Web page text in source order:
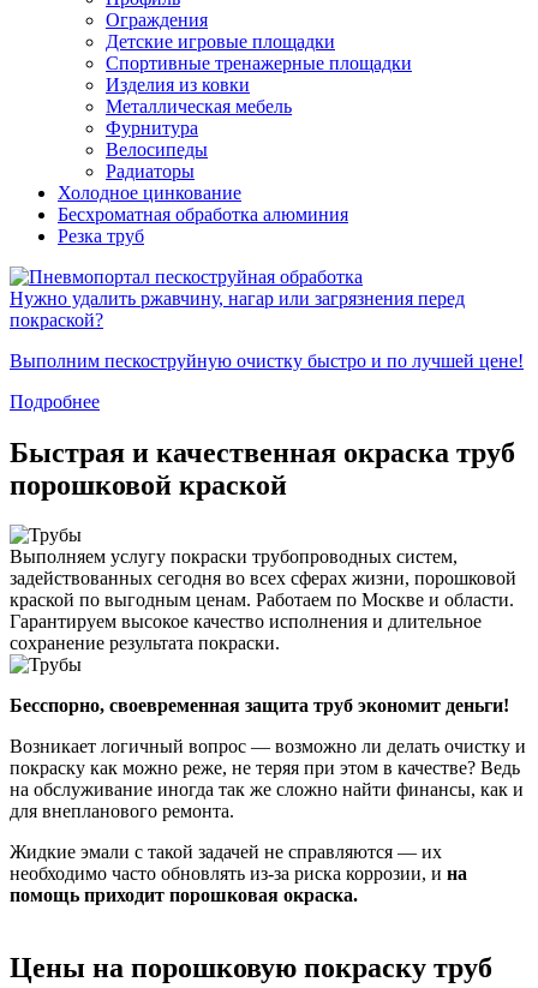
Ограждения
Детские игровые площадки
Спортивные тренажерные площадки
Изделия из ковки
Металлическая мебель
Фурнитура
Велосипеды
Радиаторы
Холодное цинкование
Бесхроматная обработка алюминия
Резка труб
Нужно удалить ржавчину, нагар или загрязнения перед
покраской?
Выполним пескоструйную очистку быстро и по лучшей цене!
Подробнее
Быстрая и качественная окраска труб
порошковой краской
Выполняем услугу покраски трубопроводных систем,
задействованных сегодня во всех сферах жизни, порошковой
краской по выгодным ценам. Работаем по Москве и области.
Гарантируем высокое качество исполнения и длительное
сохранение результата покраски.
Бесспорно, своевременная защита труб экономит деньги!
Возникает логичный вопрос — возможно ли делать очистку и
покраску как можно реже, не теряя при этом в качестве? Ведь
на обслуживание иногда так же сложно найти финансы, как и
для внепланового ремонта.
Жидкие эмали с такой задачей не справляются — их
необходимо часто обновлять из-за риска коррозии, и на
помощь приходит порошковая окраска.
Цены на порошковую покраску труб